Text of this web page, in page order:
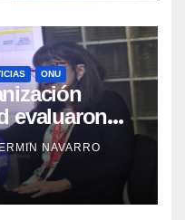
ONU
evaluaron
en
e
NAVARRO